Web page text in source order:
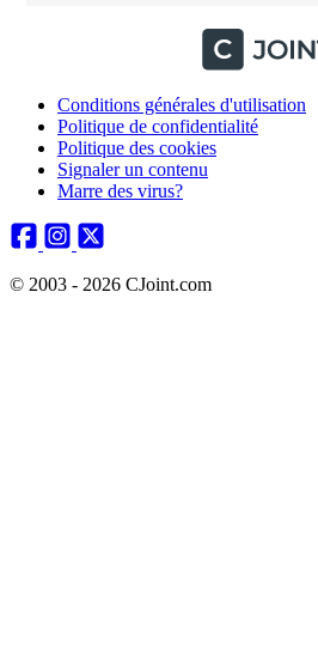
Conditions générales d'utilisation
Politique de confidentialité
Politique des cookies
Signaler un contenu
Marre des virus?
© 2003 - 2026 CJoint.com